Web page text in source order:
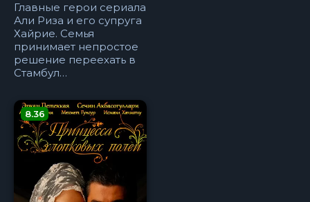
Главные герои сериала
Али Риза и его супруга
Хайрие. Семья
принимает непростое
решение переехать в
Стамбул…
8.36